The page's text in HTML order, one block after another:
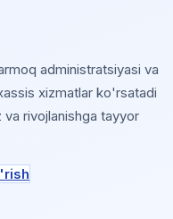
administratsiyasi va
xizmatlar ko'rsatadi
rivojlanishga tayyor